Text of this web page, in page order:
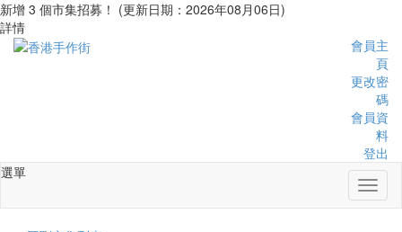
新增 3 個市集招募！ (更新日期：2026年08月06日)
詳情
會員主
頁
更改密
碼
會員資
料
登出
選單